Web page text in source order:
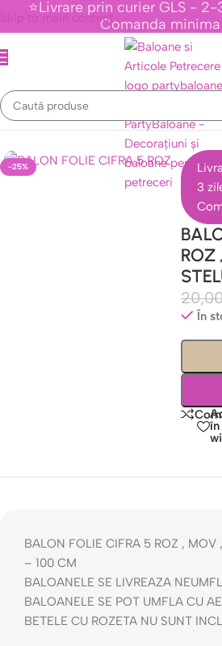
Skip to main content
⭐Livrare prin curier GLS - 2-
Comanda
Generice Cifre, Litere, Inimi, Stele
-25%
3
ROZ
În
în
BALON FOLIE CIFRA 5 ROZ , MOV
– 100 CM
BALOANELE SE LIVREAZA
BALOANELE SE POT UMFLA CU
BETELE CU ROZETA NU SUNT